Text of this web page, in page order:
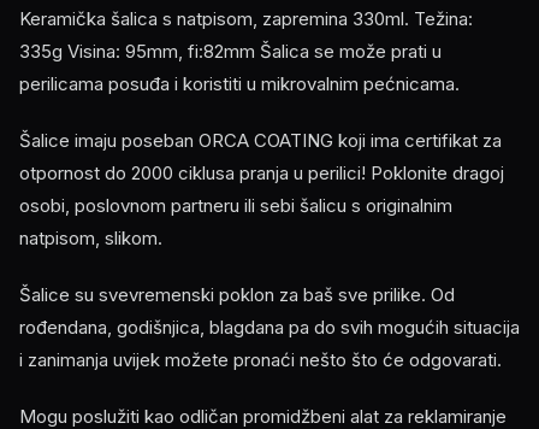
Keramička šalica s natpisom, zapremina 330ml. Težina:
335g Visina: 95mm, fi:82mm Šalica se može prati u
perilicama posuđa i koristiti u mikrovalnim pećnicama.
Šalice imaju poseban ORCA COATING koji ima certifikat za
otpornost do 2000 ciklusa pranja u perilici! Poklonite dragoj
osobi, poslovnom partneru ili sebi šalicu s originalnim
natpisom, slikom.
Šalice su svevremenski poklon za baš sve prilike. Od
rođendana, godišnjica, blagdana pa do svih mogućih situacija
i zanimanja uvijek možete pronaći nešto što će odgovarati.
Mogu poslužiti kao odličan promidžbeni alat za reklamiranje